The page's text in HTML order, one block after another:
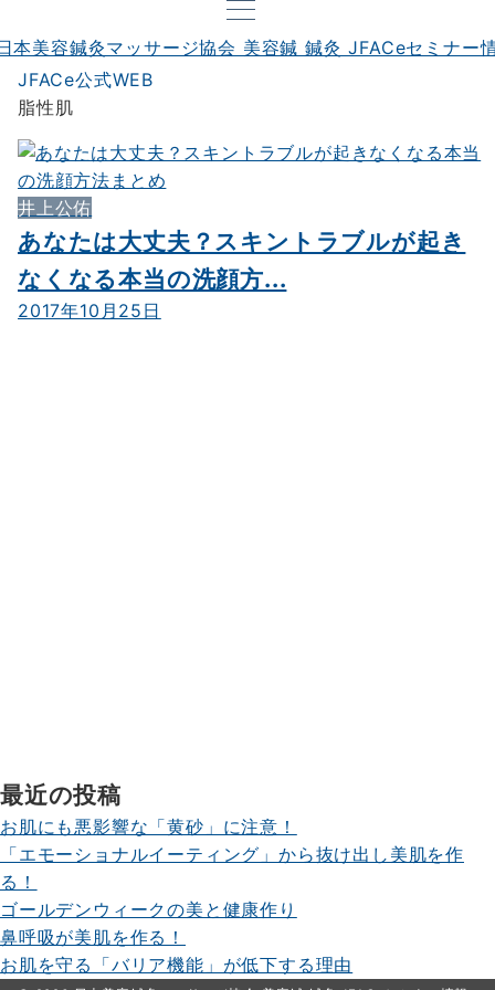
JFACe公式WEB
脂性肌
井上公佑
あなたは大丈夫？スキントラブルが起き
なくなる本当の洗顔方...
2017年10月25日
最近の投稿
お肌にも悪影響な「黄砂」に注意！
「エモーショナルイーティング」から抜け出し美肌を作
る！
ゴールデンウィークの美と健康作り
鼻呼吸が美肌を作る！
お肌を守る「バリア機能」が低下する理由